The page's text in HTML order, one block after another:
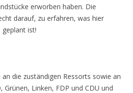
erworben haben. Die
darauf, zu erfahren, was hier
ist!
die zuständigen Ressorts sowie an
Grünen, Linken, FDP und CDU und